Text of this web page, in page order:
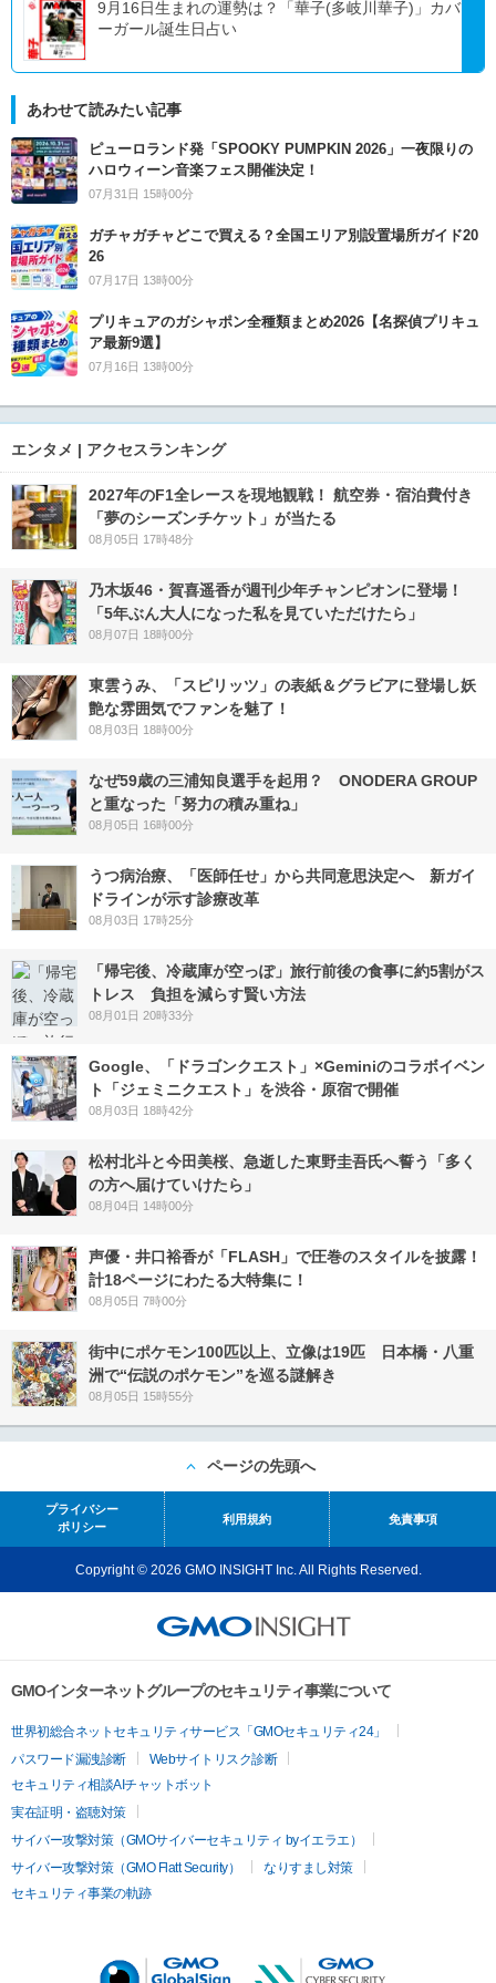
9月16日生まれの運勢は？「華子(多岐川華子)」カバ
ーガール誕生日占い
あわせて読みたい記事
ピューロランド発「SPOOKY PUMPKIN 2026」一夜限りの
ハロウィーン音楽フェス開催決定！
07月31日 15時00分
ガチャガチャどこで買える？全国エリア別設置場所ガイド20
26
07月17日 13時00分
プリキュアのガシャポン全種類まとめ2026【名探偵プリキュ
ア最新9選】
07月16日 13時00分
エンタメ | アクセスランキング
2027年のF1全レースを現地観戦！ 航空券・宿泊費付き
「夢のシーズンチケット」が当たる
08月05日 17時48分
乃木坂46・賀喜遥香が週刊少年チャンピオンに登場！
「5年ぶん大人になった私を見ていただけたら」
08月07日 18時00分
東雲うみ、「スピリッツ」の表紙＆グラビアに登場し妖
艶な雰囲気でファンを魅了！
08月03日 18時00分
なぜ59歳の三浦知良選手を起用？ ONODERA GROUP
と重なった「努力の積み重ね」
08月05日 16時00分
うつ病治療、「医師任せ」から共同意思決定へ 新ガイ
ドラインが示す診療改革
08月03日 17時25分
「帰宅後、冷蔵庫が空っぽ」旅行前後の食事に約5割がス
トレス 負担を減らす賢い方法
08月01日 20時33分
Google、「ドラゴンクエスト」×Geminiのコラボイベン
ト「ジェミニクエスト」を渋谷・原宿で開催
08月03日 18時42分
松村北斗と今田美桜、急逝した東野圭吾氏へ誓う「多く
の方へ届けていけたら」
08月04日 14時00分
声優・井口裕香が「FLASH」で圧巻のスタイルを披露！
計18ページにわたる大特集に！
08月05日 7時00分
街中にポケモン100匹以上、立像は19匹 日本橋・八重
洲で“伝説のポケモン”を巡る謎解き
08月05日 15時55分
ページの先頭へ
プライバシー
ポリシー
利用規約 免責事項
Copyright © 2026 GMO INSIGHT Inc. All Rights Reserved.
GMOインターネットグループのセキュリティ事業について
世界初総合ネットセキュリティサービス「GMOセキュリティ24」
パスワード漏洩診断
Webサイトリスク診断
セキュリティ相談AIチャットボット
実在証明・盗聴対策
サイバー攻撃対策（GMOサイバーセキュリティ byイエラエ）
サイバー攻撃対策（GMO Flatt Security）
なりすまし対策
セキュリティ事業の軌跡